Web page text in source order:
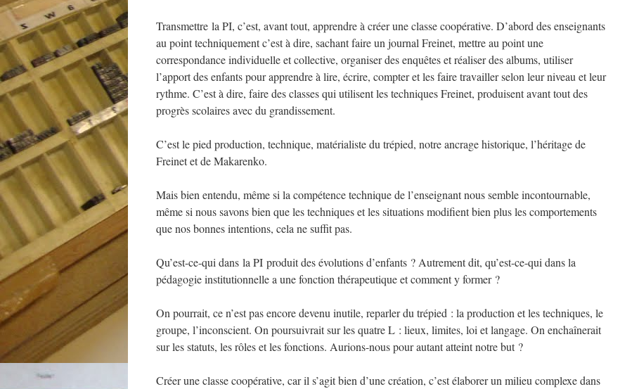
Transmettre la PI, c’est, avant tout, apprendre à créer une classe coopérative. D’abord des enseignants
au point techniquement c’est à dire, sachant faire un journal Freinet, mettre au point une
correspondance individuelle et collective, organiser des enquêtes et réaliser des albums, utiliser
l’apport des enfants pour apprendre à lire, écrire, compter et les faire travailler selon leur niveau et leur
rythme. C’est à dire, faire des classes qui utilisent les techniques Freinet, produisent avant tout des
progrès scolaires avec du grandissement.
C’est le pied production, technique, matérialiste du trépied, notre ancrage historique, l’héritage de
Freinet et de Makarenko.
Mais bien entendu, même si la compétence technique de l’enseignant nous semble incontournable,
même si nous savons bien que les techniques et les situations modifient bien plus les comportements
que nos bonnes intentions, cela ne suffit pas.
Qu’est-ce-qui dans la PI produit des évolutions d’enfants ? Autrement dit, qu’est-ce-qui dans la
pédagogie institutionnelle a une fonction thérapeutique et comment y former ?
On pourrait, ce n’est pas encore devenu inutile, reparler du trépied : la production et les techniques, le
groupe, l’inconscient. On poursuivrait sur les quatre L : lieux, limites, loi et langage. On enchaînerait
sur les statuts, les rôles et les fonctions. Aurions-nous pour autant atteint notre but ?
Créer une classe coopérative, car il s’agit bien d’une création, c’est élaborer un milieu complexe dans